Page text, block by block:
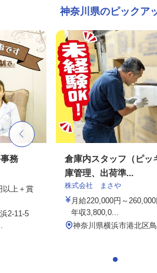
神奈川県のピックア
務
以上＋賞
2-11-5
倉庫内スタッフ（ピッ
庫管理、出荷準...
株式会社 まさや
月給220,000円～
年収3,800,0...
神奈川県横浜市港北区